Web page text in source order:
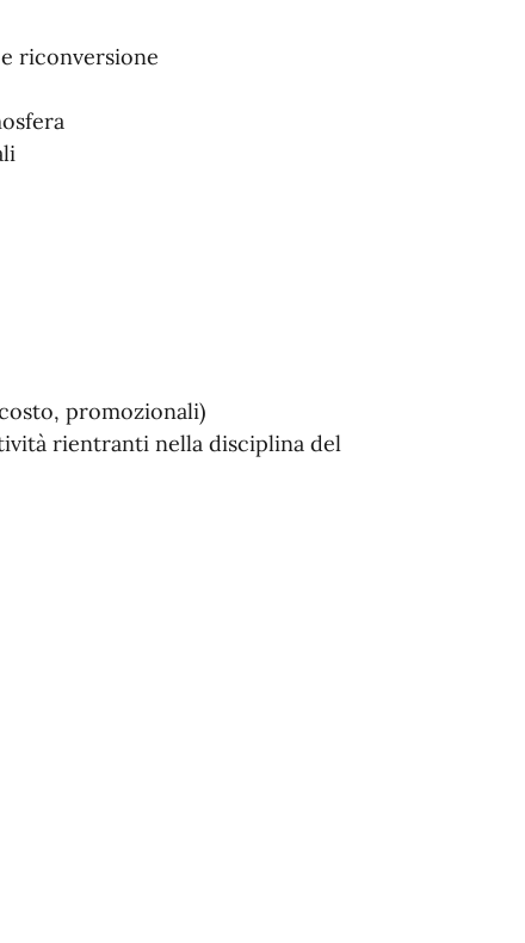
riconversione
promozionali)
rientranti nella disciplina del